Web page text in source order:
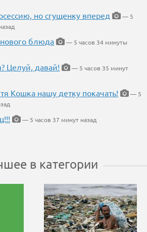
но сгущенку вперед
— 5
блюда
— 5 часов 34 минуты
Целуй, давай!
— 5 часов 35 минут
Кошка нашу детку покачать!
— 5
— 5 часов 37 минут назад
в категории